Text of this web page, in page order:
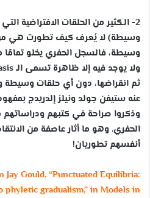
2- الكثير من الحلقات الافتراضية
وسيطة) لا يُعرف كيف تطورت هي من
وسيطة، فالسجل الحفري يخلو
ثم انقراضها، دون أي حلقات وسيطة
الحفري. وهو ما أثار عاصفة من
أنفسهم تطوريان!
Gould, “Punctuated Equilibria:
gradualism,” in Models in